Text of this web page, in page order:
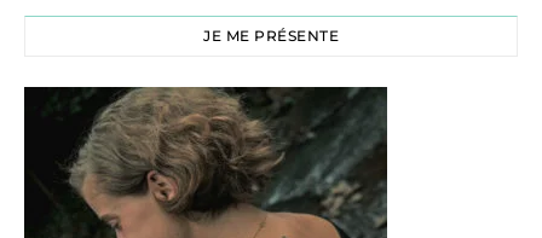
JE ME PRÉSENTE